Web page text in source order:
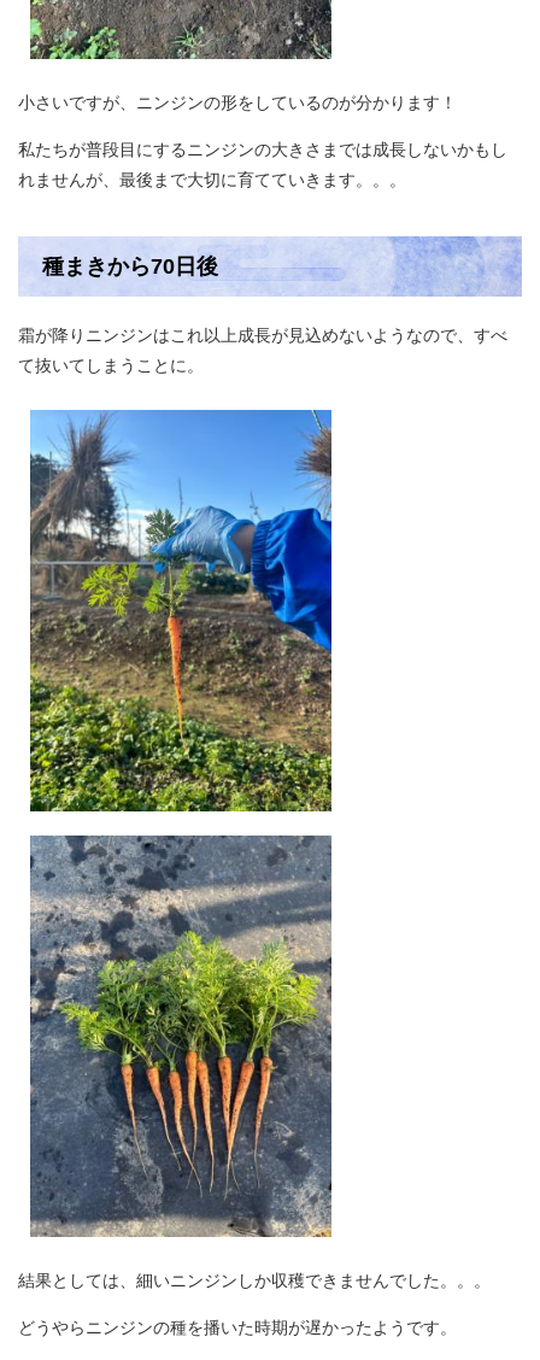
小さいですが、ニンジンの形をしているのが分かります！
私たちが普段目にするニンジンの大きさまでは成長しないかもし
れませんが、最後まで大切に育てていきます。。。
種まきから70日後
霜が降りニンジンはこれ以上成長が見込めないようなので、すべ
て抜いてしまうことに。
結果としては、細いニンジンしか収穫できませんでした。。。
どうやらニンジンの種を播いた時期が遅かったようです。